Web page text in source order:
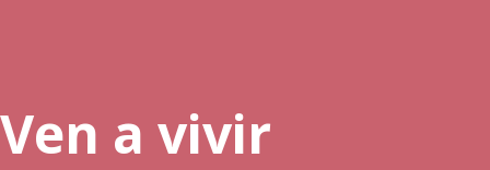
Ven a vivir